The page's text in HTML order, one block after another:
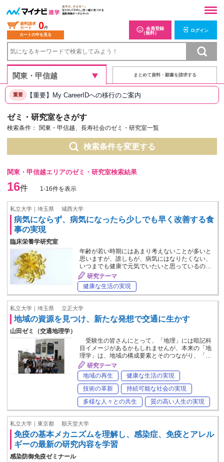
資料請求
カート
0件
カートの中を見る
会員登録
（無料）
ログイン
まとめて資料・願書を請求する
重要 【重要】My CareerIDへの移行のご案内
ゼミ・研究室をさがす
検索条件： 関東・甲信越、長寿社会のゼミ・研究室一覧
検索条件を変更する
関東・甲信越エリアのゼミ・研究室検索結果
16件 1-16件を表示
私立大学｜埼玉県 城西大学
病気にならず、病気になったら少しでも早く改善する食
事の実現
臨床栄養学研究室
年齢が若い時期にはあまり考えないことが多いと
思いますが、誰しもが、病気にはなりたくない、
いつまでも健康で元気でいたいと思っているの…
研究テーマ
健康な生活の実現
私立大学｜埼玉県 立正大学
地域の資源を見つけ、新たな発想で交通に生かす
山田ゼミ（交通地理学）
受験生の皆さんにとって、「地理」には暗記科
目イメージがあるかもしれませんが、本来の「地
理学」は、地域の構成要素とそのつながり、「…
研究テーマ
地域の再生
健康な生活の実現
技術の革新
持続可能な社会の実現
多様な人々との共生
質の高い人生の実現
私立大学｜東京都 順天堂大学
免疫の基本メカニズムを理解し、感染症、免疫とアレル
ギーの最新の研究内容を学習
感染防御免疫ゼミナール